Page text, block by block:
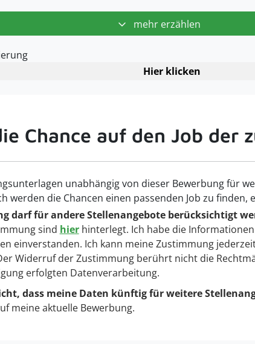
mehr erzählen
Hier klicken
Chance auf den Job der
unabhängig von dieser Bewerbung für
werden die Chancen einen passenden Job zu finden,
darf für andere Stellenangebote berücksichtigt
sind hierhinterlegt. Ich habe die
einverstanden. Ich kann meine Zustimmung
Widerruf der Zustimmung berührt nicht die
erfolgten Datenverarbeitung.
dass meine Daten künftig für weitere
meine aktuelle Bewerbung.